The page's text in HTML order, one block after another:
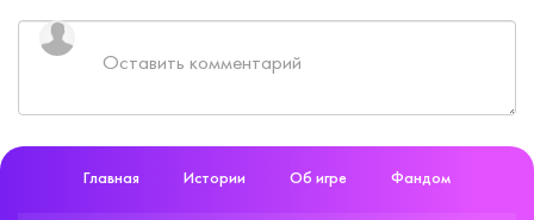
Главная Истории Об игре Фандом